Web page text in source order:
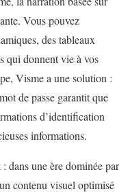
Vous pouvez
des tableaux
qui donnent vie à vos
Visme a une solution :
de passe garantit que
d’identification
informations.
: dans une ère dominée par
contenu visuel optimisé